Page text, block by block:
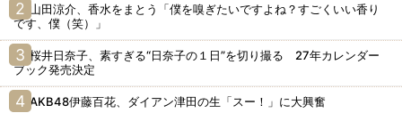
山田涼介、香水をまとう「僕を嗅ぎたいですよね？すごくいい香り
です、僕（笑）」
桜井日奈子、素すぎる“日奈子の１日”を切り撮る 27年カレンダー
ブック発売決定
AKB48伊藤百花、ダイアン津田の生「スー！」に大興奮